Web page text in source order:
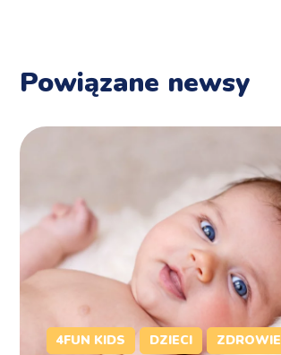
Powiązane newsy
4FUN KIDS DZIECI ZDROWIE